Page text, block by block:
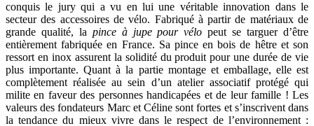
conquis le jury qui a vu en lui une véritable innovation dans le
secteur des accessoires de vélo. Fabriqué à partir de matériaux de
grande qualité, la pince à jupe pour vélo peut se targuer d’être
entièrement fabriquée en France. Sa pince en bois de hêtre et son
ressort en inox assurent la solidité du produit pour une durée de vie
plus importante. Quant à la partie montage et emballage, elle est
complètement réalisée au sein d’un atelier associatif protégé qui
milite en faveur des personnes handicapées et de leur famille ! Les
valeurs des fondateurs Marc et Céline sont fortes et s’inscrivent dans
la tendance du mieux vivre dans le respect de l’environnement :